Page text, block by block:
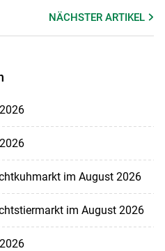
NÄCHSTERARTIKEL
im August 2026
im August 2026